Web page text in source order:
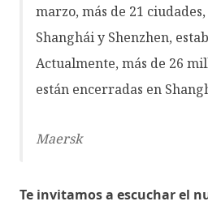
marzo, más de 21
Shanghái y Shenzhen,
Actualmente, más de 26
están encerradas en
Maersk
Te invitamos a escuchar el